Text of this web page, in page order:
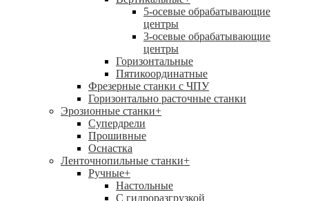
5-осевые обрабатывающие
центры
3-осевые обрабатывающие
центры
Горизонтальные
Пятикоординатные
Фрезерные станки с ЧПУ
Горизонтально расточные станки
Эрозионные станки+
Супердрели
Прошивные
Оснастка
Ленточнопильные станки+
Ручные+
Настольные
С гидроразгрузкой